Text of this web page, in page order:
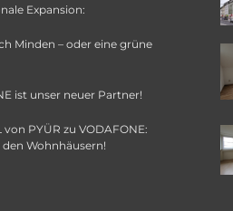
Expansion:
Minden – oder eine grüne
ist unser neuer Partner!
von PYÜR zu VODAFONE:
Wohnhäusern!